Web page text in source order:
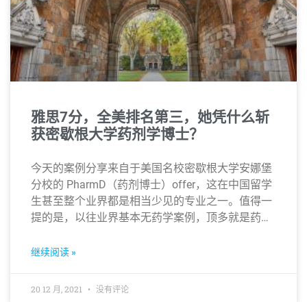
雅思7分，全美排名第三，她凭什么斩
获密歇根大学药剂学博士？
今天的案例分享来自于美国名校密歇根大学安娜堡
分校的 PharmD（药剂博士）offer，这在中国留学
生甚至整个业界都是相当少见的专业之一。值得一
提的是，以往业界基本无药学案例，顶多就是药学
MD也就是常说的医学博士，含金量不言而喻。
继续阅读 »
20 12 月, 2021 没有评论